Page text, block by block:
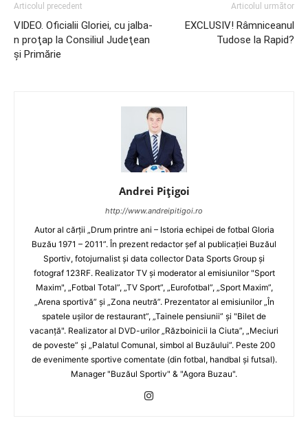
Articolul precedent
VIDEO. Oficialii Gloriei, cu jalba-
n proţap la Consiliul Judeţean
şi Primărie
Articolul următor
EXCLUSIV! Râmniceanul
Tudose la Rapid?
Andrei Pițigoi
http://www.andreipitigoi.ro
Autor al cărţii „Drum printre ani – Istoria echipei de fotbal Gloria
Buzău 1971 – 2011”. În prezent redactor şef al publicaţiei Buzăul
Sportiv, fotojurnalist şi data collector Data Sports Group şi
fotograf 123RF. Realizator TV şi moderator al emisiunilor "Sport
Maxim", „Fotbal Total”, „TV Sport”, „Eurofotbal”, „Sport Maxim”,
„Arena sportivă” şi „Zona neutră”. Prezentator al emisiunilor „În
spatele uşilor de restaurant”, „Tainele pensiunii” şi "Bilet de
vacanţă". Realizator al DVD-urilor „Războinicii la Ciuta”, „Meciuri
de poveste” şi „Palatul Comunal, simbol al Buzăului”. Peste 200
de evenimente sportive comentate (din fotbal, handbal şi futsal).
Manager "Buzăul Sportiv" & "Agora Buzau".